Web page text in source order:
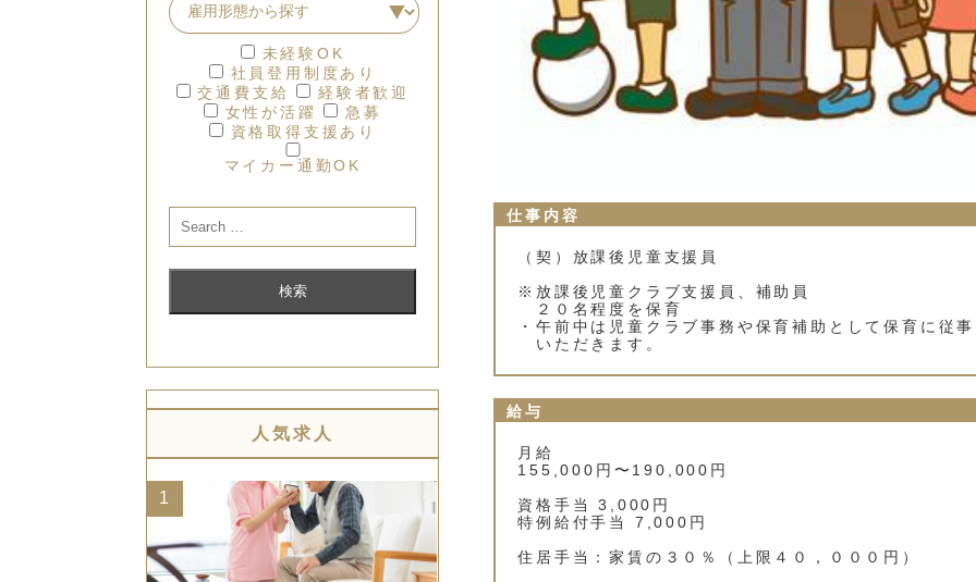
未経験OK
社員登用制度あり
交通費支給
経験者歓迎
女性が活躍
急募
資格取得支援あり
マイカー通勤OK
人気求人
1
仕事内容
（契）放課後児童支援員
※放課後児童クラブ支援員、補助員
２０名程度を保育
・午前中は児童クラブ事務や保育補助として保育に従
いただきます。
給与
月給
155,000円〜190,000円
資格手当 3,000円
特例給付手当 7,000円
住居手当：家賃の３０％（上限４０，０００円）